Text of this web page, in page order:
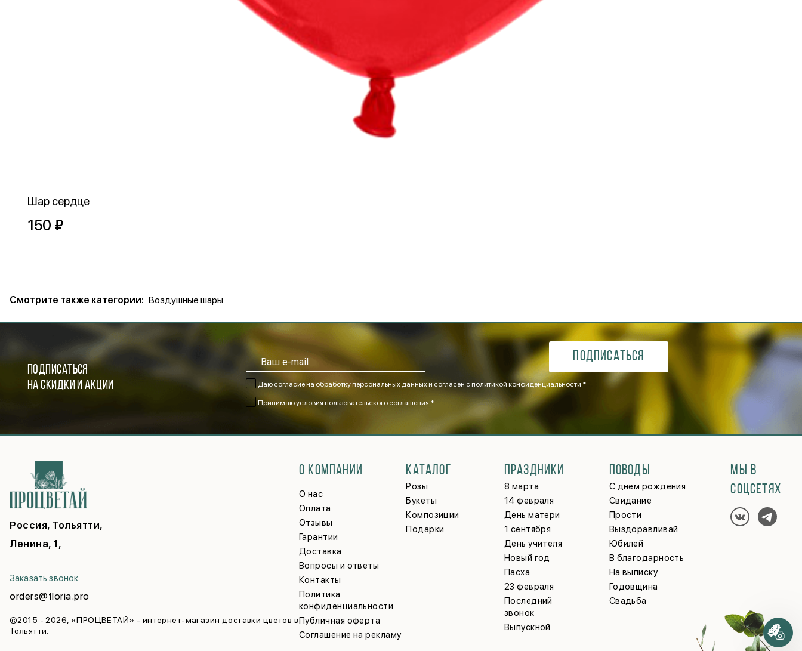
Шар сердце
150 ₽
Смотрите также категории: Воздушные шары
ПОДПИСАТЬСЯ
НА СКИДКИ И АКЦИИ
Подписаться
Даю согласие на обработку персональных данных и согласен с политикой конфиденциальности *
Принимаюусловия пользовательского соглашения *
Россия, Тольятти,
Ленина, 1,
Заказать звонок
orders@floria.pro
©2015 - 2026, «ПРОЦВЕТАЙ» - интернет-магазин доставки цветов в
Тольятти.
О КОМПАНИИ
О нас
Оплата
Отзывы
Гарантии
Доставка
Вопросы и ответы
Контакты
Политика
конфиденциальности
Публичная оферта
Соглашение на рекламу
КАТАЛОГ
Розы
Букеты
Композиции
Подарки
ПРАЗДНИКИ
8 марта
14 февраля
День матери
1 сентября
День учителя
Новый год
Пасха
23 февраля
Последний
звонок
Выпускной
ПОВОДЫ
С днем рождения
Свидание
Прости
Выздоравливай
Юбилей
В благодарность
На выписку
Годовщина
Свадьба
МЫ В
СОЦСЕТЯХ